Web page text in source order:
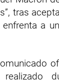
tras
a
realizado